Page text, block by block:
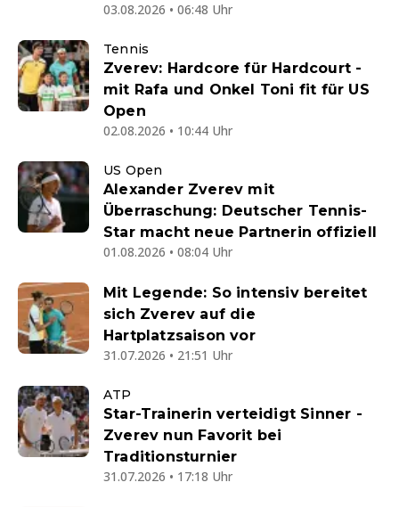
03.08.2026 • 06:48 Uhr
Tennis
Zverev: Hardcore für Hardcourt -
mit Rafa und Onkel Toni fit für US
Open
02.08.2026 • 10:44 Uhr
US Open
Alexander Zverev mit
Überraschung: Deutscher Tennis-
Star macht neue Partnerin offiziell
01.08.2026 • 08:04 Uhr
Mit Legende: So intensiv bereitet
sich Zverev auf die
Hartplatzsaison vor
31.07.2026 • 21:51 Uhr
ATP
Star-Trainerin verteidigt Sinner -
Zverev nun Favorit bei
Traditionsturnier
31.07.2026 • 17:18 Uhr